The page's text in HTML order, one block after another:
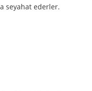
seyahat ederler.